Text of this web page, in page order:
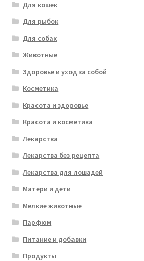
Для кошек
Для рыбок
Для собак
Животные
Здоровье и уход за собой
Косметика
Красота и здоровье
Красота и косметика
Лекарства
Лекарства без рецепта
Лекарства для лошадей
Матери и дети
Мелкие животные
Парфюм
Питание и добавки
Продукты